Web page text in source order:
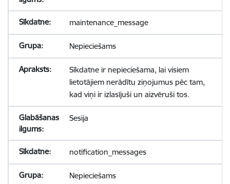
maintenance_message
Nepieciešams
Sīkdatne ir nepieciešama, lai visiem
lietotājiem nerādītu ziņojumus pēc tam,
kad viņi ir izlasījuši un aizvēruši tos.
Sesija
notification_messages
Nepieciešams